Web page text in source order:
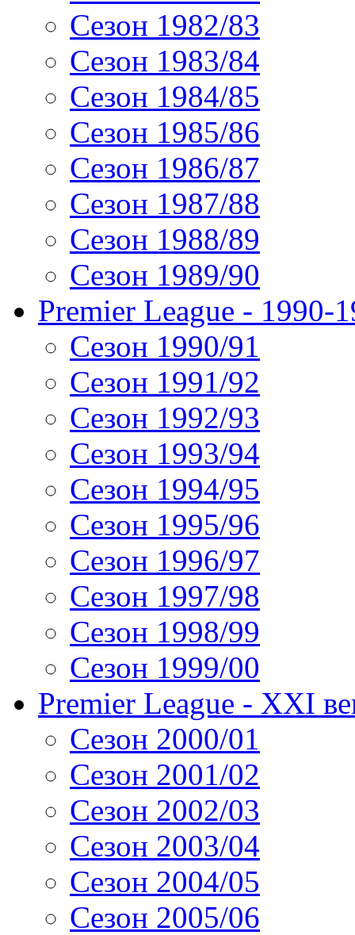
Сезон 1982/83
Сезон 1983/84
Сезон 1984/85
Сезон 1985/86
Сезон 1986/87
Сезон 1987/88
Сезон 1988/89
Сезон 1989/90
Premier League - 1990-
Сезон 1990/91
Сезон 1991/92
Сезон 1992/93
Сезон 1993/94
Сезон 1994/95
Сезон 1995/96
Сезон 1996/97
Сезон 1997/98
Сезон 1998/99
Сезон 1999/00
Premier League - XXI
Сезон 2000/01
Сезон 2001/02
Сезон 2002/03
Сезон 2003/04
Сезон 2004/05
Сезон 2005/06